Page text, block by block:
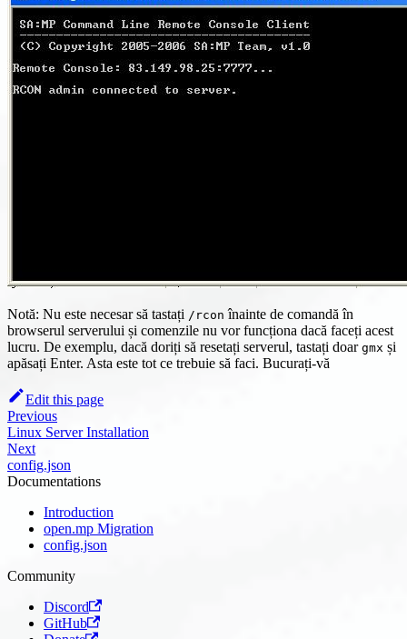
Notă: Nu este necesar să tastați /rcon înainte de comandă în
browserul serverului și comenzile nu vor funcționa dacă faceți acest
lucru. De exemplu, dacă doriți să resetați serverul, tastați doar gmx și
apăsați Enter. Asta este tot ce trebuie să faci. Bucurați-vă
Edit this page
Previous
Linux Server Installation
Next
config.json
Documentations
Introduction
open.mp Migration
config.json
Community
Discord
GitHub